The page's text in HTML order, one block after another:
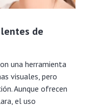
de
una herramienta
visuales, pero
Aunque ofrecen
el uso